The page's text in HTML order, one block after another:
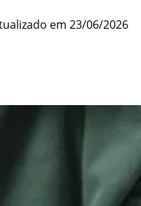
em 23/06/2026